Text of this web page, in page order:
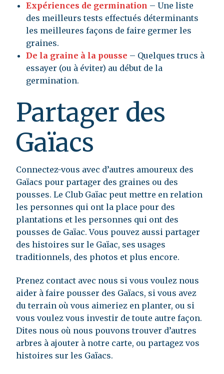
Expériences de germination – Une liste
des meilleurs tests effectués déterminants
les meilleures façons de faire germer les
graines.
De la graine à la pousse – Quelques trucs à
essayer (ou à éviter) au début de la
germination.
Partager des
Gaïacs
Connectez-vous avec d’autres amoureux des
Gaïacs pour partager des graines ou des
pousses. Le Club Gaïac peut mettre en relation
les personnes qui ont la place pour des
plantations et les personnes qui ont des
pousses de Gaïac. Vous pouvez aussi partager
des histoires sur le Gaïac, ses usages
traditionnels, des photos et plus encore.
Prenez contact avec nous si vous voulez nous
aider à faire pousser des Gaïacs, si vous avez
du terrain où vous aimeriez en planter, ou si
vous voulez vous investir de toute autre façon.
Dites nous où nous pouvons trouver d’autres
arbres à ajouter à notre carte, ou partagez vos
histoires sur les Gaïacs.